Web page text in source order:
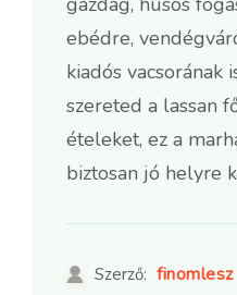
ebédre,
kiadós vacsorának
szereted a lassan
ételeket, ez a
biztosan jó helyre
Szerző: finomlesz